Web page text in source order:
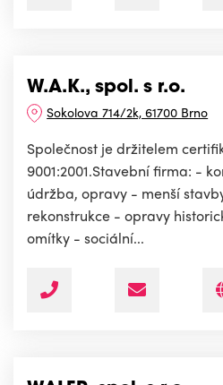
W.A.K., spol. s r.o.
Sokolova 714/2k, 61700 Brno
Společnost je držitelem
9001:2001.Stavební firma: -
údržba, opravy - menší
rekonstrukce - opravy
omítky - sociální...